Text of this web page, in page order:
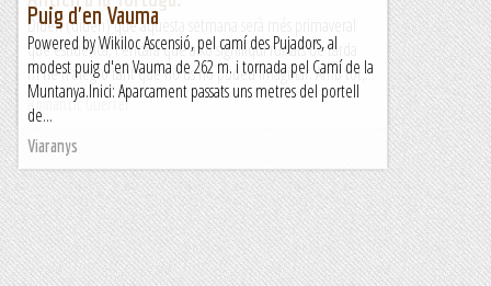
Diuen (diuen) que aquesta setmana serà més primaveral
que estiuenca, i encara que això signifiqui ruixats de tarda
m'he n'alegro tant que no us ho podeu imaginar. Amb tot,...
Romàntic Guerrer
Puig d'en Vauma
Powered by Wikiloc Ascensió, pel camí des Pujadors, al
modest puig d'en Vauma de 262 m. i tornada pel Camí de la
Muntanya.Inici: Aparcament passats uns metres del portell
de...
Viaranys